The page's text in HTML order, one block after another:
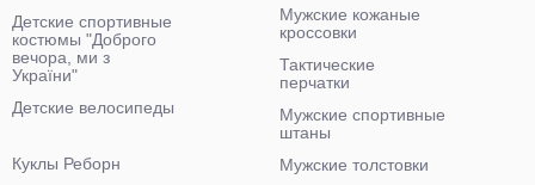
Детские спортивные
костюмы "Доброго
вечора, ми з
України"
Детские велосипеды
Мужские кожаные
кроссовки
Тактические
перчатки
Мужские спортивные
штаны
Мужские толстовки
Куклы Реборн